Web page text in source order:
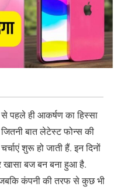
पहले ही आकर्षण का हिस्सा
बात लेटेस्ट फोन्स की
शुरू हो जाती हैं. इन दिनों
खासा बज बन बना हुआ है.
कंपनी की तरफ से कुछ भी